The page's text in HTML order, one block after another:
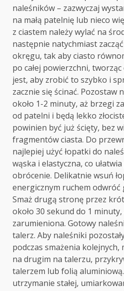
naleśników – zazwyczaj
na małą patelnię lub nieco
z ciastem należy wylać na
następnie natychmiast
okręgu, tak aby ciasto
po całej powierzchni,
jest, aby zrobić to szybko i
zacznie się ścinać. Pozostaw
około 1-2 minuty, aż brzegi
od patelni i będą lekko
powinien być już ścięty, bez
fragmentów ciasta. Do
najlepiej użyć łopatki do
wąska i elastyczna, co
obrócenie. Delikatnie wsuń
energicznym ruchem
Smaż drugą stronę przez
około 30 sekund do 1
zarumieniona. Gotowy
talerz. Aby naleśniki
podczas smażenia kolejnych,
na drugim na talerzu,
talerzem lub folią
utrzymanie stałej,